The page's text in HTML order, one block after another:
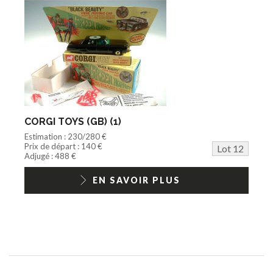
CORGI TOYS (GB) (1)
Estimation : 230/280 €
Prix de départ : 140 €
Lot 12
Adjugé : 488 €
EN SAVOIR PLUS